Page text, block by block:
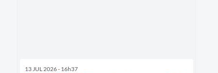
13 JUL 2026 - 16h37